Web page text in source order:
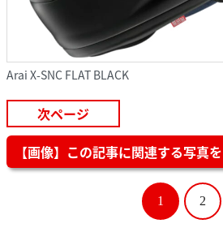
Arai X-SNC FLAT BLACK
次ページ
【画像】この記事に関連する写真
1 2